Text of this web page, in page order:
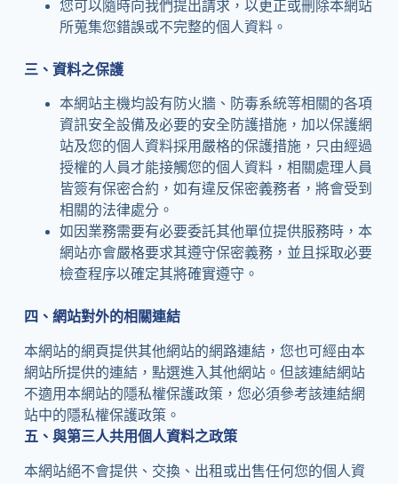
您可以隨時向我們提出請求，以更正或刪除本網站
所蒐集您錯誤或不完整的個人資料。
三、資料之保護
本網站主機均設有防火牆、防毒系統等相關的各項
資訊安全設備及必要的安全防護措施，加以保護網
站及您的個人資料採用嚴格的保護措施，只由經過
授權的人員才能接觸您的個人資料，相關處理人員
皆簽有保密合約，如有違反保密義務者，將會受到
相關的法律處分。
如因業務需要有必要委託其他單位提供服務時，本
網站亦會嚴格要求其遵守保密義務，並且採取必要
檢查程序以確定其將確實遵守。
四、網站對外的相關連結
本網站的網頁提供其他網站的網路連結，您也可經由本
網站所提供的連結，點選進入其他網站。但該連結網站
不適用本網站的隱私權保護政策，您必須參考該連結網
站中的隱私權保護政策。
五、與第三人共用個人資料之政策
本網站絕不會提供、交換、出租或出售任何您的個人資